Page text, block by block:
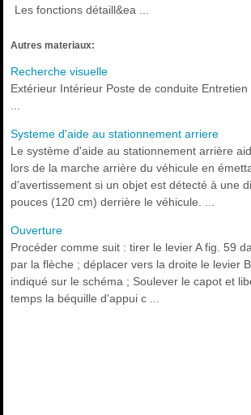
Les fonctions détaill&ea ...
Autres materiaux:
Recherche visuelle
Extérieur Intérieur Poste de conduite
Systeme d'aide au stationnement arriere
Le système d'aide au stationnement arrière
lors de la marche arrière du véhicule en
d'avertissement si un objet est détecté à une
pouces (120 cm) derrière le véhicule. ...
Ouverture
Procéder comme suit : tirer le levier A fig. 59
par la flèche ; déplacer vers la droite le levier
indiqué sur le schéma ; Soulever le capot et
temps la béquille d'appui c ...